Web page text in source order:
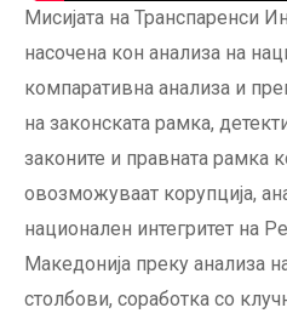
Мисијата на Транспаренси
насочена кон aнализа на
компаративна анализа и
на законската рамка,
законите и правната рамка
овозможуваат корупција,
национален интегритет на
Македонија преку анализа
столбови, соработка со